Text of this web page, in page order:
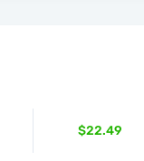
$22.49